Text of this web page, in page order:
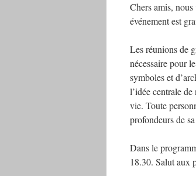
Chers amis,
événement est
Les réunions de
nécessaire pour
symboles et
l’idée centrale
vie. Toute
profondeurs de
Dans le
18.30. Salut aux